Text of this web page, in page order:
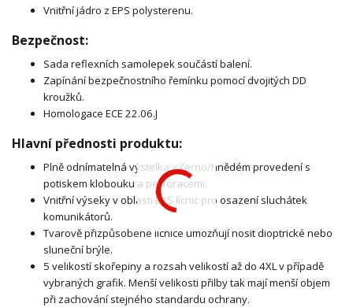
Vnitřní jádro z EPS polysterenu.
Bezpečnost:
Sada reflexních samolepek součástí balení.
Zapínání bezpečnostního řemínku pomocí dvojitých DD
kroužků.
Homologace ECE 22.06.J
Hlavní přednosti produktu:
Plně odnímatelná výstelka v černo/hnědém provedení s
potiskem klobouku a perforacemi.
Vnitřní výseky v oblasti EPS lícnic pro osazení sluchátek
komunikátorů.
Tvarově přizpůsobené lícnice umožňují nosit dioptrické nebo
sluneční brýle.
5 velikostí skořepiny a rozsah velikostí až do 4XL v případě
vybraných grafik. Menší velikosti přilby tak mají menší objem
při zachování stejného standardu ochrany.